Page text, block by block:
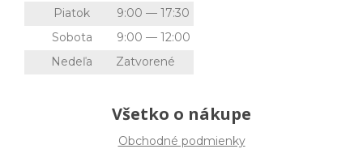
Piatok
9:00 — 17:30
Sobota
9:00 — 12:00
Nedeľa
Zatvorené
Všetko o nákupe
Obchodné podmienky